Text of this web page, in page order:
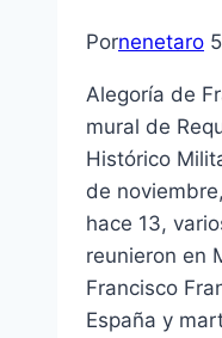
Pornenetaro
Alegoría de
mural de
Histórico
de
hace 13,
reunieron en
Francisco
España y